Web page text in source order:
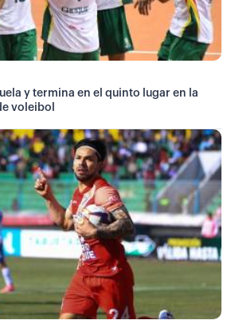
y termina en el quinto lugar en la
voleibol